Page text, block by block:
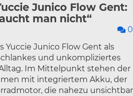
Junico Flow Gent:
man nicht“
0
Junico Flow Gent als
und unkompliziertes
Im Mittelpunkt stehen der
mit integriertem Akku, der
die nahezu unsichtbar